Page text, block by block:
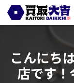
こんにち
店です